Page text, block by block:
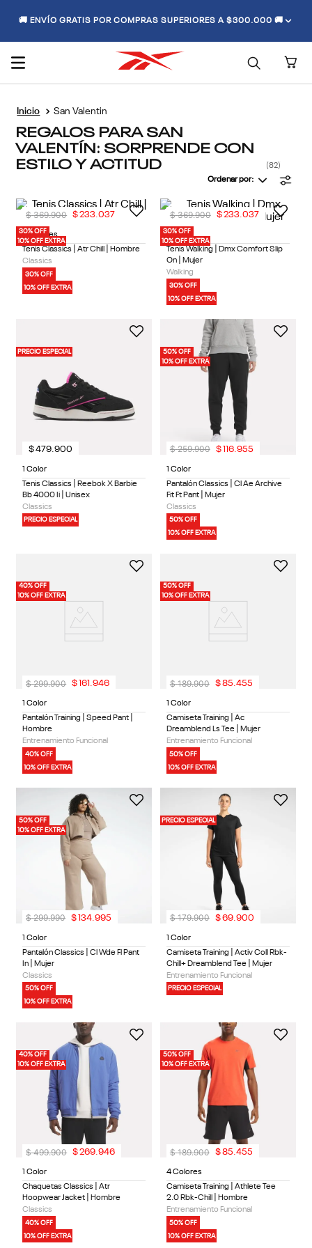
🚚 ENVÍO GRATIS POR COMPRAS SUPERIORES A $300.000 🚚
San Valentin
REGALOS PARA SAN
VALENTÍN: SORPRENDE CON
ESTILO Y ACTITUD 82
Ordenar por
30% OFF
10% OFF EXTRA
2 Colores
Tenis Classics | Atr Chill | Hombre
Classics
30% OFF
10% OFF EXTRA
$ 369.900 $233.037
30% OFF
10% OFF EXTRA
1 Color
Tenis Walking | Dmx Comfort Slip
On | Mujer
Walking
30% OFF
10% OFF EXTRA
$ 369.900 $233.037
PRECIO ESPECIAL
1 Color
Tenis Classics | Reebok X Barbie
Bb 4000 Ii | Unisex
Classics
PRECIO ESPECIAL
$479 .900
50% OFF
10% OFF EXTRA
1 Color
Pantalón Classics | Cl Ae Archive
Fit Ft Pant | Mujer
Classics
50% OFF
10% OFF EXTRA
$ 259.900 $116. 955
40% OFF
10% OFF EXTRA
1 Color
Pantalón Training | Speed Pant |
Hombre
Entrenamiento Funcional
40% OFF
10% OFF EXTRA
$ 299.900 $ 161 .946
50% OFF
10% OFF EXTRA
1 Color
Camiseta Training | Ac
Dreamblend Ls Tee | Mujer
Entrenamiento Funcional
50% OFF
10% OFF EXTRA
$ 189.900 $85.455
50% OFF
10% OFF EXTRA
1 Color
Pantalón Classics | Cl Wde Fl Pant
In | Mujer
Classics
50% OFF
10% OFF EXTRA
$ 299.990 $134.995
PRECIO ESPECIAL
1 Color
Camiseta Training | Activ Coll Rbk-
Chill+ Dreamblend Tee | Mujer
Entrenamiento Funcional
PRECIO ESPECIAL
$ 179.900 $69.900
40% OFF
10% OFF EXTRA
1 Color
Chaquetas Classics | Atr
Hoopwear Jacket | Hombre
Classics
40% OFF
10% OFF EXTRA
$ 499.900 $269.946
50% OFF
10% OFF EXTRA
4 Colores
Camiseta Training | Athlete Tee
2.0 Rbk-Chill | Hombre
Entrenamiento Funcional
50% OFF
10% OFF EXTRA
$ 189.900 $85.455